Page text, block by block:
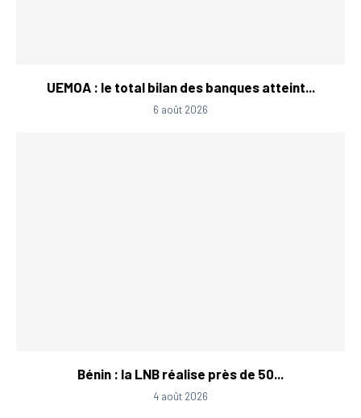
UEMOA : le total bilan des banques atteint...
6 août 2026
Bénin : la LNB réalise près de 50...
4 août 2026